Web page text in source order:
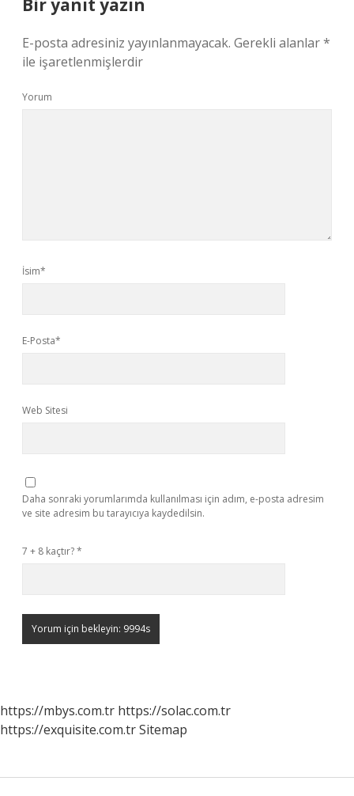
Bir yanıt yazın
E-posta adresiniz yayınlanmayacak. Gerekli alanlar*
ile işaretlenmişlerdir
Yorum
İsim*
E-Posta*
Web Sitesi
Daha sonraki yorumlarımda kullanılması için adım, e-posta adresim
ve site adresim bu tarayıcıya kaydedilsin.
7 + 8 kaçtır?*
https://mbys.com.tr https://solac.com.tr
https://exquisite.com.trSitemap